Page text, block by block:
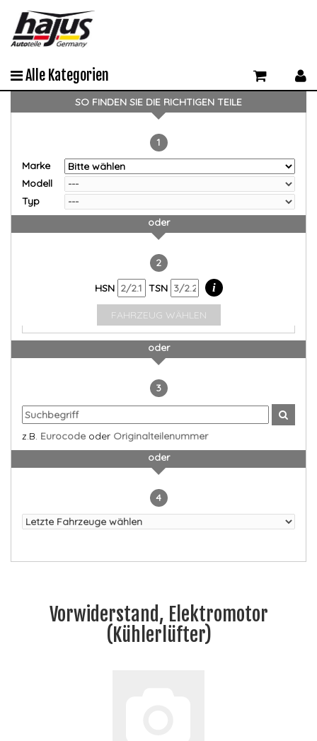
Alle Kategorien
SO FINDEN SIE DIE RICHTIGEN TEILE
1
Marke
Modell
Typ
oder
2
HSN
TSN i
FAHRZEUG WÄHLEN
oder
3
z.B. Eurocode oder Originalteilenummer
oder
4
Vorwiderstand, Elektromotor
(Kühlerlüfter)